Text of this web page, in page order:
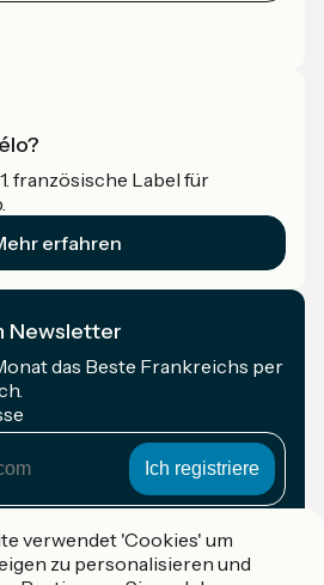
französische Label für
erfahren
Newsletter
das Beste Frankreichs per
von Destination France
verwendet 'Cookies' um
zu personalisieren und